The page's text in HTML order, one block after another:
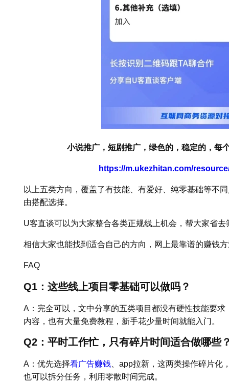
小说推广，短剧推广，绿色的，稳定的，每
https://m.ukezhitan.com/
以上五类方向，覆盖了有技能、有爱好、纯零基础等不
由搭配选择。
U客直谈可以为大家整合各类正规线上机会，帮大家省去
相信大家也能找到适合自己的方向，网上最靠谱的赚钱
FAQ
Q1：这些线上项目零基础可以做吗？
A：完全可以，文中分享的五类项目都没有硬性技能要
内容，也有大量免费教程，新手花少量时间就能入门。
Q2：平时工作忙，只有碎片时间适合做哪些
A：优先选择看广告赚钱 、app拉新，这两类操作碎片
也可以拆分任务，利用零散时间完成。